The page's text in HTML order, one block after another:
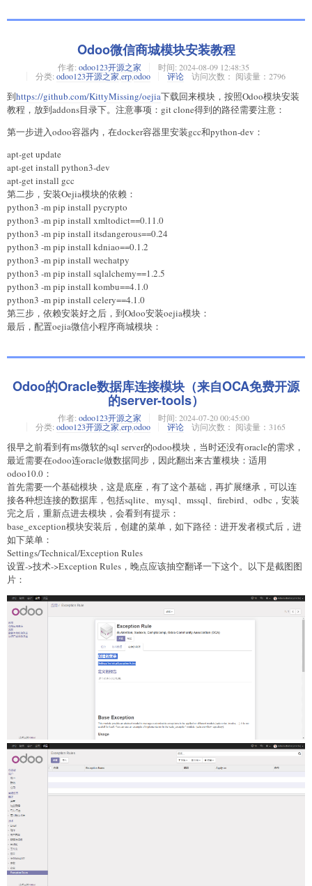
Odoo微信商城模块安装教程
作者: odoo123开源之家 时间: 2024-08-09 12:48:35
分类: odoo123开源之家 erp,odoo 评论 访问次数： 阅读量：2796
到https://github.com/KittyMissing/oejia下载回来模块，按照Odoo模块安装
教程，放到addons目录下。注意事项：git clone得到的路径需要注意：
第一步进入odoo容器内，在docker容器里安装gcc和python-dev：
apt-get update
apt-get install python3-dev
apt-get install gcc
第二步，安装Oejia模块的依赖：
python3 -m pip install pycrypto
python3 -m pip install xmltodict==0.11.0
python3 -m pip install itsdangerous==0.24
python3 -m pip install kdniao==0.1.2
python3 -m pip install wechatpy
python3 -m pip install sqlalchemy==1.2.5
python3 -m pip install kombu==4.1.0
python3 -m pip install celery==4.1.0
第三步，依赖安装好之后，到Odoo安装oejia模块：
最后，配置oejia微信小程序商城模块：
Odoo的Oracle数据库连接模块（来自OCA免费开源
的server-tools）
作者: odoo123开源之家 时间: 2024-07-20 00:45:00
分类: odoo123开源之家 erpodoo 评论 访问次数： 阅读量：3165
很早之前看到有ms微软的sql server的odoo模块，当时还没有oracle的需求，
最近需要在odoo连oracle做数据同步，因此翻出来古董模块：适用
odoo10.0：
首先需要一个基础模块，这是底座，有了这个基础，再扩展继承，可以连
接各种想连接的数据库，包括sqlite、mysql、mssql、firebird、odbc，安装
完之后，重新点进去模块，会看到有提示：
base_exception模块安装后，创建的菜单，如下路径：进开发者模式后，进
如下菜单：
Settings/Technical/Exception Rules
设置->技术->Exception Rules，晚点应该抽空翻译一下这个。以下是截图图
片：